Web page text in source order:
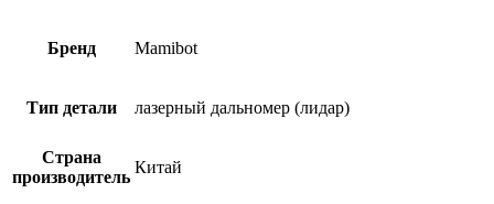
Бренд Mamibot
Тип детали лазерный дальномер (лидар)
Страна
производитель
Китай